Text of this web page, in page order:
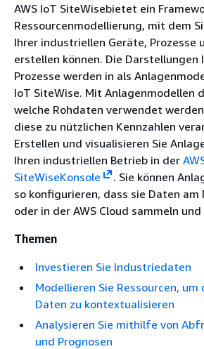
AWS IoT SiteWisebietet ein
Ressourcenmodellierung, mit dem
Ihrer industriellen Geräte, Prozesse
erstellen können. Die Darstellungen
Prozesse werden in als
IoT SiteWise. Mit Anlagenmodellen
welche Rohdaten verwendet
diese zu nützlichen Kennzahlen
Erstellen und visualisieren Sie
Ihren industriellen Betrieb in der
SiteWiseKonsole
. Sie können
so konfigurieren, dass sie Daten am
oder in der AWS Cloud sammeln
Themen
Investieren Sie Industriedaten
Modellieren Sie Ressourcen,
Daten zu kontextualisieren
Analysieren Sie mithilfe von
und Prognosen